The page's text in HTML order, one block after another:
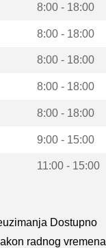
8:00 - 18:00
8:00 - 18:00
8:00 - 18:00
8:00 - 18:00
8:00 - 18:00
9:00 - 15:00
11:00 - 15:00
Dostupno
radnog vremena